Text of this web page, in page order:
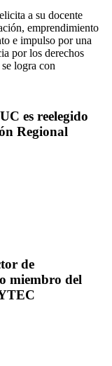
a su docente
emprendimiento
e impulso por una
por los derechos
logra con
es reelegido
Regional
de
miembro del